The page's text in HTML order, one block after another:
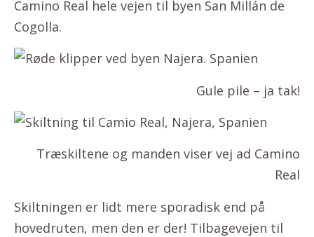
Camino Real hele vejen til byen San Millán de
Cogolla.
Gule pile – ja tak!
Træskiltene og manden viser vej ad Camino
Real
Skiltningen er lidt mere sporadisk end på
hovedruten, men den er der! Tilbagevejen til